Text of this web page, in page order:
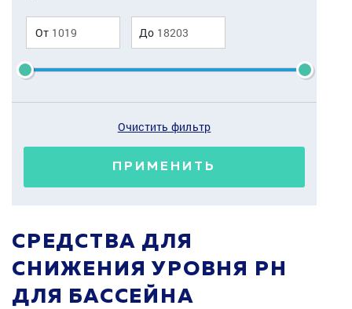
От До
Очистить фильтр
ПРИМЕНИТЬ
СРЕДСТВА ДЛЯ
СНИЖЕНИЯ УРОВНЯ PH
ДЛЯ БАССЕЙНА